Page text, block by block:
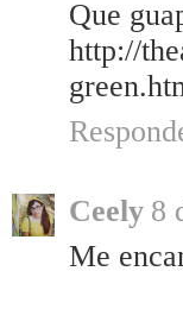
Que
http://
Ceely 8
Me